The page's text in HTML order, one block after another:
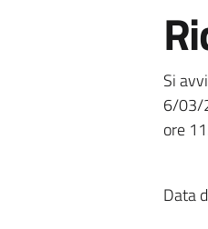
Si
6/03/
ore
Data